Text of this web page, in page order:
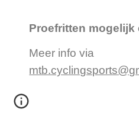
Proefritten mogelijk
Meer info via